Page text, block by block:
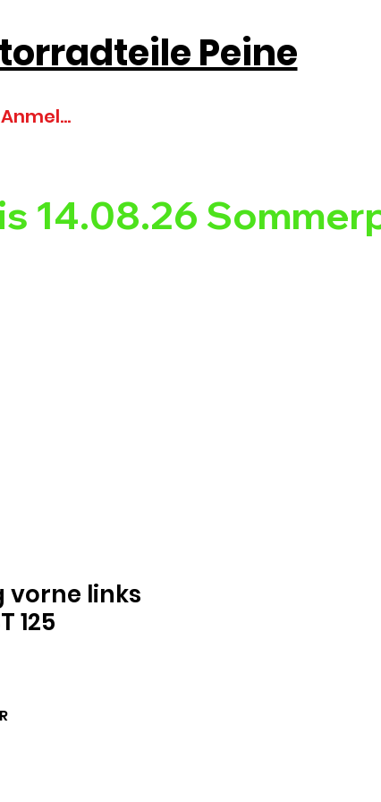
Peine
Anmelden
vorne links
125
Akciós